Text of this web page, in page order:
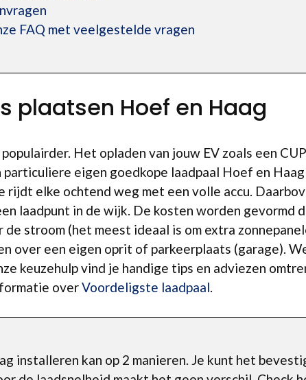
FAQ met veelgestelde vragen
plaatsen Hoef en Haag
Het opladen van jouw EV zoals een
particuliere eigen goedkope laadpaal Hoef en
rijdt elke ochtend weg met een volle accu.
laadpunt in de wijk. De kosten worden gevormd
stroom (het meest ideaal is om extra
over een eigen oprit of parkeerplaats (garage).
keuzehulp vind je handige tips en adviezen
overVoordeligste laadpaal.
installeren kan op 2 manieren. Je kunt het